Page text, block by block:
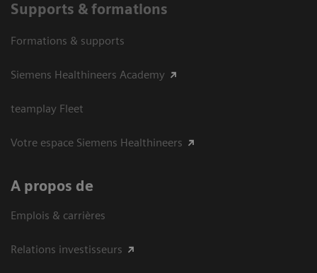
Supports & formations
Formations & supports
Siemens Healthineers Academy
teamplay Fleet
Votre espace Siemens Healthineers
A propos de
Emplois & carrières
Relations investisseurs